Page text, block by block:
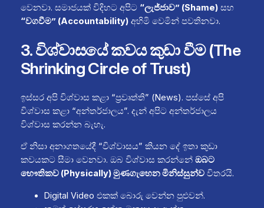
වෙනවා. සමාජයක් විදිහට අපිට “ලැජ්ජාව” (Shame)සහ
“වගවීම” (Accountability)අහිමි වෙමින් පවතිනවා.
3. විශ්වාසයේ කවය කුඩා වීම (The
Shrinking Circle of Trust)
ඉස්සර අපි විශ්වාස කළා “ප්‍රවෘත්ති” (News). පස්සේ අපි
විශ්වාස කළා “අන්තර්ජාලය”. දැන් අපිට අන්තර්ජාලය
විශ්වාස කරන්න බැහැ.
ඒ නිසා අනාගතයේදී “විශ්වාසය” කියන දේ ඉතා කුඩා
කවයකට සීමා වෙනවා. ඔබ විශ්වාස කරන්නේ ඔබට
භෞතිකව (Physically) මුණගැහෙන මිනිස්සුන්වවිතරයි.
Digital Video එකක් බොරු වෙන්න පුළුවන්.